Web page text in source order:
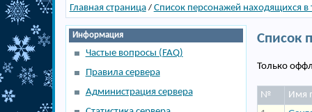
Главная страница/ Список персонажей находящихся
Информация
Частые вопросы (FAQ)
Правила сервера
Администрация сервера
Список
Только
№
Имя